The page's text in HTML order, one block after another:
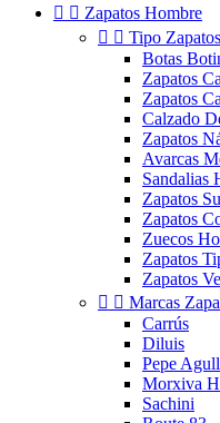
  Zapatos Hombre
  Tipo
Botas
Zapatos
Zapatos
Calzado
Zapatos
Avarcas
Sandalias
Zapatos
Zapatos
Zuecos
Zapatos
Zapatos
  Marcas
Carrús
Diluis
Pepe
Morxiva
Sachini